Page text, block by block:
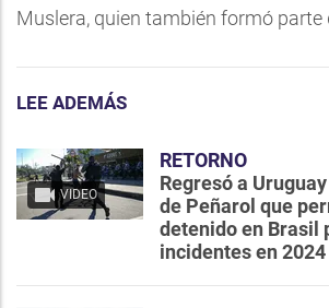
Muslera, quien también formó parte
LEE ADEMÁS
VIDEO
RETORNO
Regresó a
de Peñarol que
detenido en Brasil
incidentes en 2024